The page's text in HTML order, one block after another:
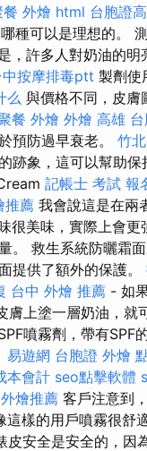
餐 外燴 html 台胞證
種可以是理想的。
，許多人對奶油的明
中按摩排毒ptt 製劑使
么 與價格不同，皮膚
餐 外燴 外燴 高雄
預防過早衰老。 竹
跡象，這可以幫助
記帳士 考試 報
推薦 我會說這是在兩
很美味，實際上會更
。 救生系統防曬霜
提供了額外的保護。
台中 外燴 推薦 - 如
膚上塗一層奶油，就
噴霧劑，帶有SPF
易遊網 台胞證 外燴
本會計 seo點擊軟體
燴推薦 客戶注意到
這樣的用戶噴霧很舒
安全是安全的，因